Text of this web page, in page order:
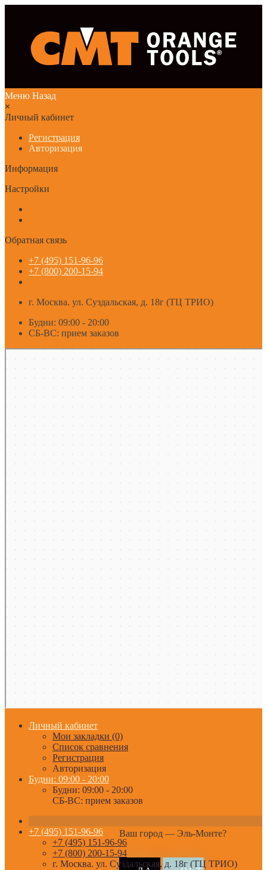
Меню Назад
×
Личный кабинет
Регистрация
Авторизация
Информация
Настройки
Обратная связь
+7 (495) 151-96-96
+7 (800) 200-15-94
г. Москва. ул. Суздальская, д. 18г (ТЦ ТРИО)
Будни: 09:00 - 20:00
СБ-ВС: прием заказов
Личный кабинет
Мои закладки (0)
Список сравнения
Регистрация
Авторизация
Будни: 09:00 - 20:00
Будни: 09:00 - 20:00
СБ-ВС: прием заказов
Ваш город — Эль-Монте?
+7 (495) 151-96-96
+7 (495) 151-96-96
+7 (800) 200-15-94
г. Москва. ул. Суздальская, д. 18г (ТЦ ТРИО)